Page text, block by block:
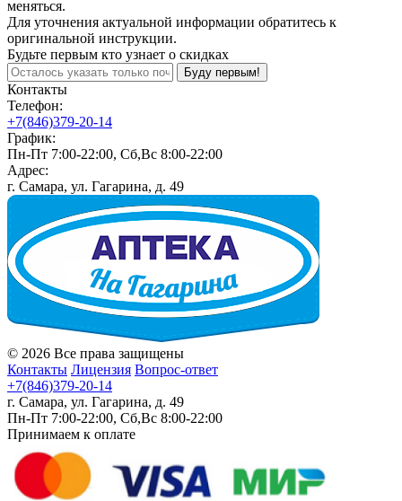
меняться.
Для уточнения актуальной информации обратитесь к
оригинальной инструкции.
Будьте первым кто узнает о скидках
Буду первым!
Контакты
Телефон:
+7(846)379-20-14
График:
Пн-Пт 7:00-22:00, Сб,Вс 8:00-22:00
Адрес:
г. Самара, ул. Гагарина, д. 49
© 2026 Все права защищены
Контакты Лицензия Вопрос-ответ
+7(846)379-20-14
г. Самара, ул. Гагарина, д. 49
Пн-Пт 7:00-22:00, Сб,Вс 8:00-22:00
Принимаем к оплате